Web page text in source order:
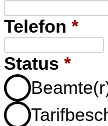
Telefon *
Status *